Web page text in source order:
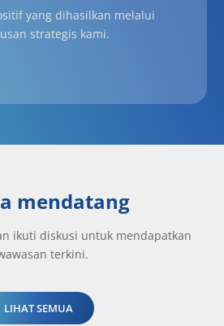
yang dihasilkan melalui
strategis kami.
mendatang
ikuti diskusi untuk mendapatkan
terkini.
LIHAT SEMUA